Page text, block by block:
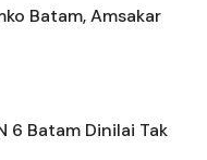
Batam, Amsakar
6 Batam Dinilai Tak